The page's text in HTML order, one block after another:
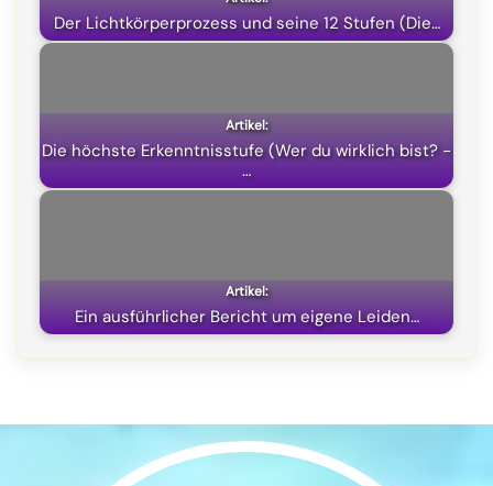
k
m
p
e
Der Lichtkörperprozess und seine 12 Stufen (Die…
Die höchste Erkenntnisstufe (Wer du wirklich bist? -
…
Ein ausführlicher Bericht um eigene Leiden…